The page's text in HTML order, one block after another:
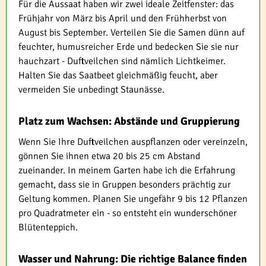
Für die Aussaat haben wir zwei ideale Zeitfenster: das
Frühjahr von März bis April und den Frühherbst von
August bis September. Verteilen Sie die Samen dünn auf
feuchter, humusreicher Erde und bedecken Sie sie nur
hauchzart - Duftveilchen sind nämlich Lichtkeimer.
Halten Sie das Saatbeet gleichmäßig feucht, aber
vermeiden Sie unbedingt Staunässe.
Platz zum Wachsen: Abstände und Gruppierung
Wenn Sie Ihre Duftveilchen auspflanzen oder vereinzeln,
gönnen Sie ihnen etwa 20 bis 25 cm Abstand
zueinander. In meinem Garten habe ich die Erfahrung
gemacht, dass sie in Gruppen besonders prächtig zur
Geltung kommen. Planen Sie ungefähr 9 bis 12 Pflanzen
pro Quadratmeter ein - so entsteht ein wunderschöner
Blütenteppich.
Wasser und Nahrung: Die richtige Balance finden